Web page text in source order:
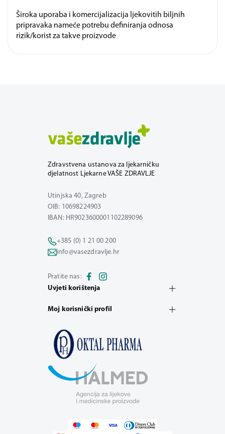
Široka uporaba i komercijalizacija ljekovitih biljnih
pripravaka nameće potrebu definiranja odnosa
rizik/korist za takve proizvode
Zdravstvena ustanova za ljekarničku
djelatnost Ljekarne VAŠE ZDRAVLJE
Utinjska 40, Zagreb
OIB: 10698224903
IBAN: HR9023600001102289096
+385 (0) 1 21 00 200
info@vasezdravlje.hr
Pratite nas:
Uvjeti korištenja
Moj korisnički profil